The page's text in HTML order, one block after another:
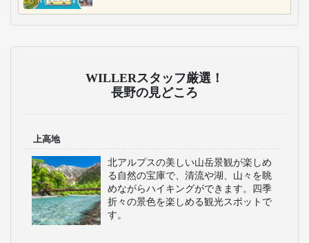
WILLERスタッフ厳選！
長野の見どころ
上高地
北アルプスの美しい山岳景観が楽しめ
る自然の宝庫で、清流や湖、山々を眺
めながらハイキングができます。四季
折々の景色を楽しめる観光スポットで
す。